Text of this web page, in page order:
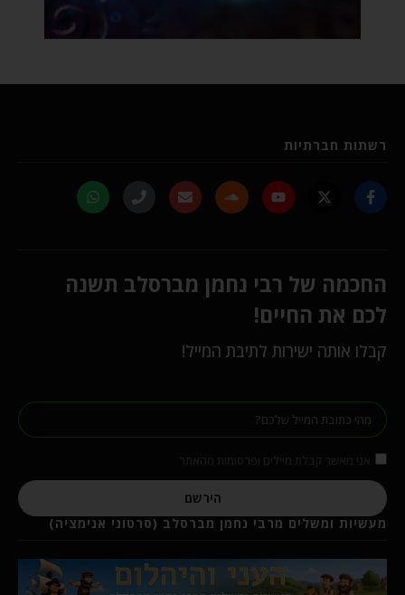
רשתות חברתיות
החכמה של רבי נחמן מברסלב תשנה
לכם את החיים!
קבלו אותה ישירות לתיבת המייל!
הירשם
מעשיות ומשלים מרבי נחמן מברסלב (סרטוני אנימציה)